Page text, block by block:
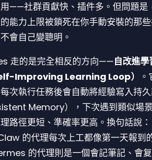
——社群貢獻快、插件多。但問題是
能力上限被鎖死在你手動安裝的那
會自己變聰明。
走的是完全相反的方向——自改進學
Improving Learning Loop）
次執行任務後會自動將經驗寫入持
Memory），下次遇到類似場
路徑更短、準確率更高。換句話說：
的代理每次上工都像第一天報到
的代理則是一個會記筆記、會